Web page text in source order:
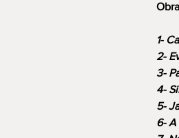
1-
2-
3-
4-
5-
6- A